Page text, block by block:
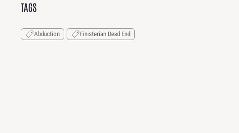
TAGS
Abduction Finisterian Dead End